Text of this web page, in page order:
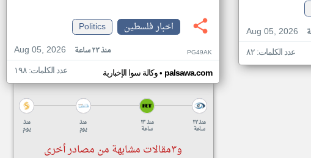
Aug 05, 2026
عدد الكلمات: ٨٢
اخبار فلسطين
Politics
Aug 05, 2026
منذ ٢٣ ساعة PG49AK
وكالة سوا الإخبارية• palsawa.com عدد الكلمات: ١٩٨
منذ
يوم
منذ
يوم
منذ ٢٣
ساعة
منذ ٢٣
ساعة
و٣مقالات مشابهة من مصادر أخرى